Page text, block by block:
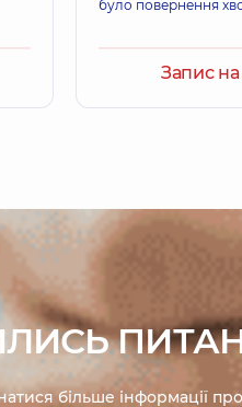
було повернення
Запис
більше інформації